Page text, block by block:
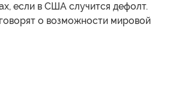
если в США случится дефолт.
о возможности мировой